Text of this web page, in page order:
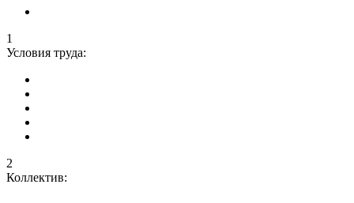
1
Условия труда:
2
Коллектив: